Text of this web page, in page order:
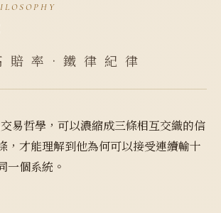
賠 率 · 鐵 律 紀 律
易哲學，可以濃縮成三條相互交織的信
，才能理解到他為何可以接受連續輸十
一個系統。